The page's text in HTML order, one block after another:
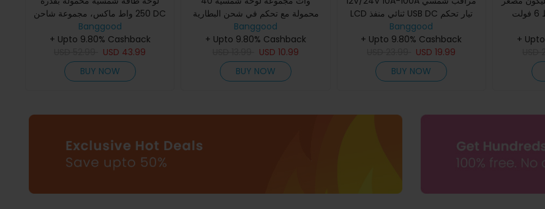
250 واط ماكس، مجموعة شاحن DC
مرنة من الكريستال الواحد مع تحك
Banggood
+ Upto 9.80% Cashback
USD 43.99
BUY NOW
محمولة مع تحكم في شحن البطارية
ومقاومة للماء للتخييم والسفر
Banggood
+ Upto 9.80% Cashback
USD10.99
BUY NOW
LCD ثنائي منفذ USB DC تيار تحكم
شحن شمسي
Banggood
+ Upto 9.80% Cashback
USD19.99
BUY NOW
5 واط 6 فولت USB لوحة طاقة
+